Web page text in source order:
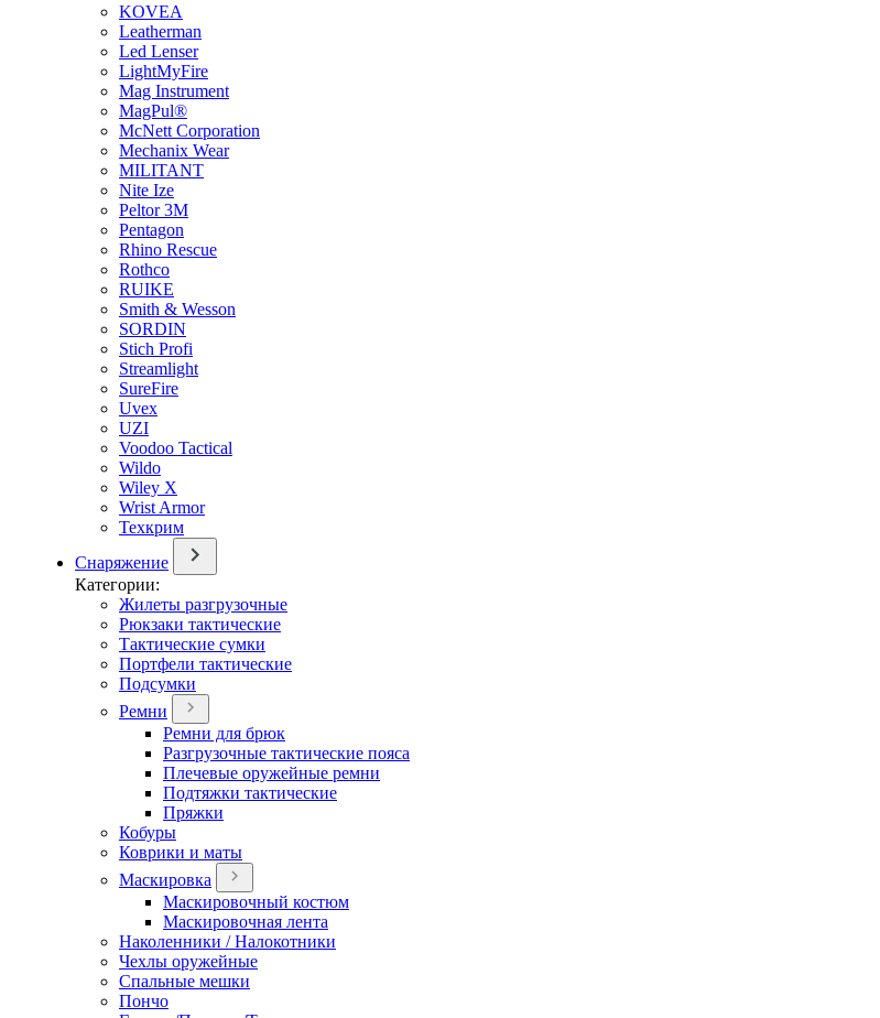
KOVEA
Leatherman
Led Lenser
LightMyFire
Mag Instrument
MagPul®
McNett Corporation
Mechanix Wear
MILITANT
Nite Ize
Peltor 3M
Pentagon
Rhino Rescue
Rothco
RUIKE
Smith & Wesson
SORDIN
Stich Profi
Streamlight
SureFire
Uvex
UZI
Voodoo Tactical
Wildo
Wiley X
Wrist Armor
Техкрим
Снаряжение
Категории:
Жилеты разгрузочные
Рюкзаки тактические
Тактические сумки
Портфели тактические
Подсумки
Ремни
Ремни для брюк
Разгрузочные тактические пояса
Плечевые оружейные ремни
Подтяжки тактические
Пряжки
Кобуры
Коврики и маты
Маскировка
Маскировочный костюм
Маскировочная лента
Наколенники / Налокотники
Чехлы оружейные
Спальные мешки
Пончо